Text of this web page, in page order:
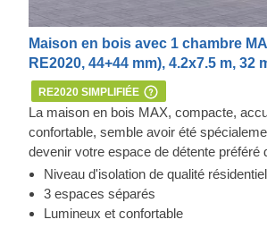
Maison en bois avec 1 chambre
RE2020, 44+44 mm), 4.2x7.5 m, 32
RE2020 SIMPLIFIÉE
La maison en bois MAX, compacte,
confortable, semble avoir été
devenir votre espace de détente préféré
vous permettant d'admirer toute la
environnement. Elle pourrait même se
logement temporaire pour vos invités ou
Niveau d'isolation de qualité
3 espaces séparés
Lumineux et confortable